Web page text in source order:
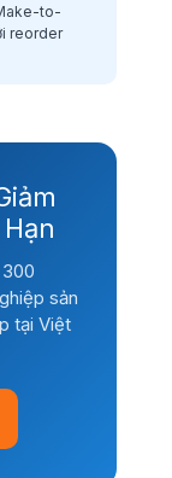
to-
reorder
300
sản
tại Việt